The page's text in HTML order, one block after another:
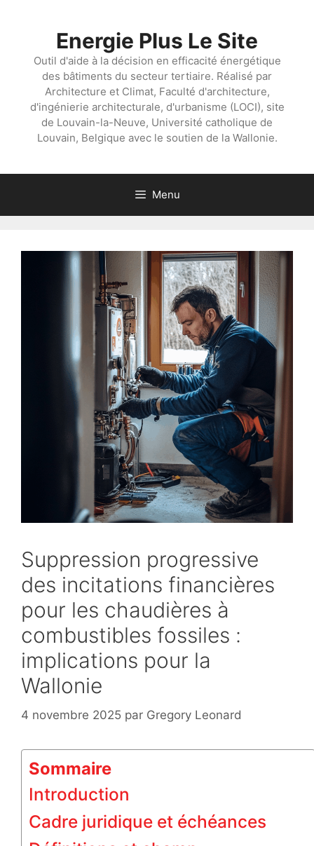
Energie Plus Le Site
Outil d'aide à la décision en efficacité énergétique
des bâtiments du secteur tertiaire. Réalisé par
Architecture et Climat, Faculté d'architecture,
d'ingénierie architecturale, d'urbanisme (LOCI), site
de Louvain-la-Neuve, Université catholique de
Louvain, Belgique avec le soutien de la Wallonie.
Menu
Suppression progressive
des incitations financières
pour les chaudières à
combustibles fossiles :
implications pour la
Wallonie
4 novembre 2025 par Gregory Leonard
Sommaire
Introduction
Cadre juridique et échéances